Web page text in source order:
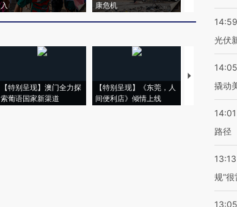
入
康危机
【特别呈现】澳门全力探
索葡语国家新渠道
【特别呈现】《东莞，人
间便利店》倾情上线
【推广】走进
会，让数智
14:59
光伏
14:05
撬动
14:01
路径
13:13
规”
13:05